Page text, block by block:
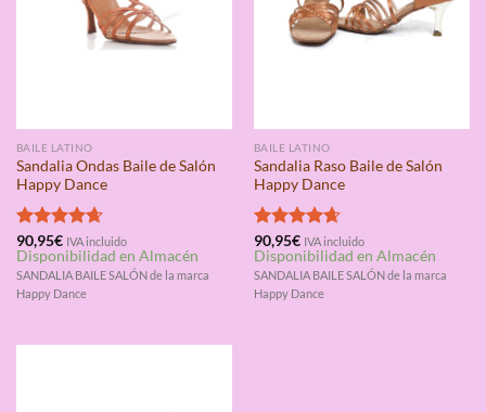
BAILE LATINO
Sandalia Ondas Baile de Salón
Happy Dance
Valorado
con4.67
de 5
90,95€ IVA incluido
Disponibilidad en Almacén
SANDALIA BAILE SALÓN de la marca
Happy Dance
BAILE LATINO
Sandalia Raso Baile de Salón
Happy Dance
Valorado
con4.67
de 5
90,95€ IVA incluido
Disponibilidad en Almacén
SANDALIA BAILE SALÓN de la marca
Happy Dance